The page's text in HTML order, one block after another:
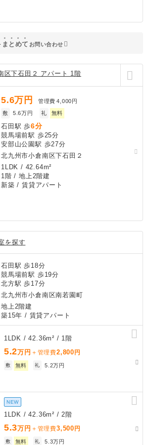
ま と めて お問い合わせ
区下石田２ アパート 1階
5.6万円 管理費 4,000円
敷
5.6万円 礼 無料
石田駅 歩6分
競馬場前駅 歩25分
安部山公園駅 歩27分
北九州市小倉南区下石田２
1LDK / 42.64m²
1階 / 地上2階建
新築 / 賃貸アパート
を探す
石田駅 歩18分
競馬場前駅 歩19分
北方駅 歩17分
北九州市小倉南区南若園町
地上2階建
築15年 / 賃貸アパート
1LDK / 42.36m² / 1階
5.2万円 ＋管理費2,800 円
敷 無料 礼 5.2万円
NEW
1LDK / 42.36m² / 2階
5.3万円 ＋管理費3,500 円
敷 無料 礼 5.3万円